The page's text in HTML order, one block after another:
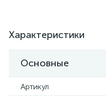
Характеристики
Основные
Артикул